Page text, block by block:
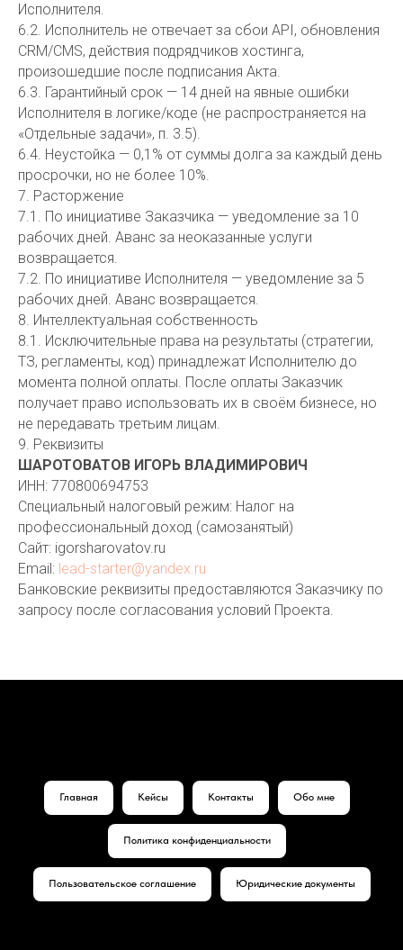
Исполнителя.
6.2. Исполнитель не отвечает за сбои API, обновления
CRM/CMS, действия подрядчиков хостинга,
произошедшие после подписания Акта.
6.3. Гарантийный срок — 14 дней на явные ошибки
Исполнителя в логике/коде (не распространяется на
«Отдельные задачи», п. 3.5).
6.4. Неустойка — 0,1% от суммы долга за каждый день
просрочки, но не более 10%.
7. Расторжение
7.1. По инициативе Заказчика — уведомление за 10
рабочих дней. Аванс за неоказанные услуги
возвращается.
7.2. По инициативе Исполнителя — уведомление за 5
рабочих дней. Аванс возвращается.
8. Интеллектуальная собственность
8.1. Исключительные права на результаты (стратегии,
ТЗ, регламенты, код) принадлежат Исполнителю до
момента полной оплаты. После оплаты Заказчик
получает право использовать их в своём бизнесе, но
не передавать третьим лицам.
9. Реквизиты
ШАРОТОВАТОВ ИГОРЬ ВЛАДИМИРОВИЧ
ИНН: 770800694753
Специальный налоговый режим: Налог на
профессиональный доход (самозанятый)
Сайт: igorsharovatov.ru
Email: lead-starter@yandex.ru
Банковские реквизиты предоставляются Заказчику по
запросу после согласования условий Проекта.
Главная Кейсы Контакты Обо мне
Политика конфиденциальности
Пользовательское соглашение Юридические документы